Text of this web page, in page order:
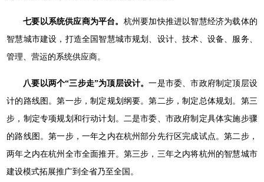
七要以系统供应商为平台。 杭州要加快推进以智慧经济为载体的
智慧城市建设，打造全国智慧城市规划、设计、技术、设备、服务、
管理、营运的系统供应商。
八要以两个“三步走”为顶层设计。一是市委、市政府制定顶层设
计的路线图。第一步，制定规划纲要。第二步，制定总体规划。第三
步，制定专项规划和行动计划。二是市委、市政府制定具体实施步骤
的路线图。第一步，一年之内在杭州部分先行区完成试点。第二步，
两年之内在杭州全市全面推开。第三步，三年之内将杭州的智慧城市
建设模式拓展推广到全省乃至全国。